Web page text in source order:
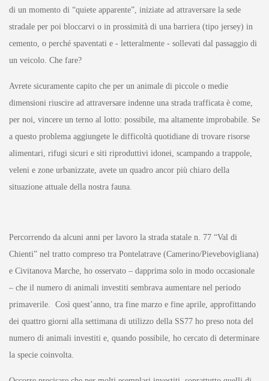
di un momento di “quiete apparente”, iniziate ad attraversare la sede
stradale per poi bloccarvi o in prossimità di una barriera (tipo jersey) in
cemento, o perché spaventati e - letteralmente - sollevati dal passaggio di
un veicolo. Che fare?
Avrete sicuramente capito che per un animale di piccole o medie
dimensioni riuscire ad attraversare indenne una strada trafficata è come,
per noi, vincere un terno al lotto: possibile, ma altamente improbabile. Se
a questo problema aggiungete le difficoltà quotidiane di trovare risorse
alimentari, rifugi sicuri e siti riproduttivi idonei, scampando a trappole,
veleni e zone urbanizzate, avete un quadro ancor più chiaro della
situazione attuale della nostra fauna.
Percorrendo da alcuni anni per lavoro la strada statale n. 77 “Val di
Chienti” nel tratto compreso tra Pontelatrave (Camerino/Pievebovigliana)
e Civitanova Marche, ho osservato – dapprima solo in modo occasionale
– che il numero di animali investiti sembrava aumentare nel periodo
primaverile. Così quest’anno, tra fine marzo e fine aprile, approfittando
dei quattro giorni alla settimana di utilizzo della SS77 ho preso nota del
numero di animali investiti e, quando possibile, ho cercato di determinare
la specie coinvolta.